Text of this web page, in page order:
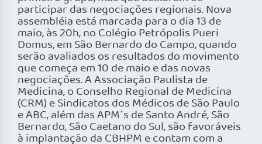
participar das negociações regionais. Nova
assembléia está marcada para o dia 13 de
maio, às 20h, no Colégio Petrópolis Pueri
Domus, em São Bernardo do Campo, quando
serão avaliados os resultados do movimento
que começa em 10 de maio e das novas
negociações. A Associação Paulista de
Medicina, o Conselho Regional de Medicina
(CRM) e Sindicatos dos Médicos de São Paulo
e ABC, além das APM´s de Santo André, São
Bernardo, São Caetano do Sul, são favoráveis
à implantação da CBHPM e contam com a